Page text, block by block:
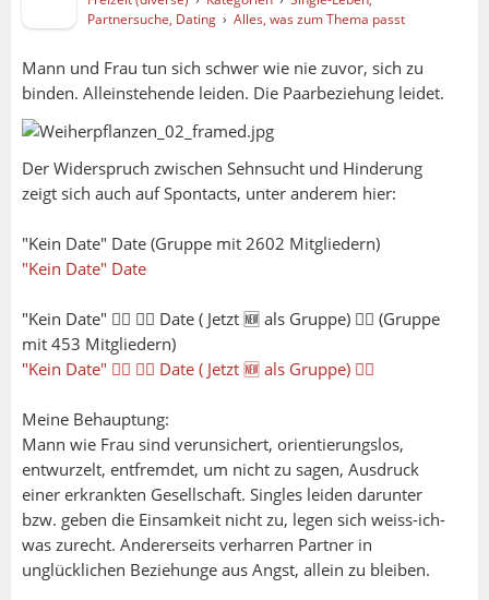
Partnersuche, Dating › Alles, was zum Thema passt
Mann und Frau tun sich schwer wie nie zuvor, sich zu
binden. Alleinstehende leiden. Die Paarbeziehung leidet.
Der Widerspruch zwischen Sehnsucht und Hinderung
zeigt sich auch auf Spontacts, unter anderem hier:
"Kein Date" Date (Gruppe mit 2602 Mitgliedern)
"Kein Date" Date
"Kein Date" 🙅‍♀️ 🙅‍♂️ Date ( Jetzt 🆕 als Gruppe) 🙋‍♂️ (Gruppe
mit 453 Mitgliedern)
"Kein Date" 🙅‍♀️ 🙅‍♂️ Date ( Jetzt 🆕 als Gruppe) 🙋‍♂️
Meine Behauptung:
Mann wie Frau sind verunsichert, orientierungslos,
entwurzelt, entfremdet, um nicht zu sagen, Ausdruck
einer erkrankten Gesellschaft. Singles leiden darunter
bzw. geben die Einsamkeit nicht zu, legen sich weiss-ich-
was zurecht. Andererseits verharren Partner in
unglücklichen Beziehunge aus Angst, allein zu bleiben.